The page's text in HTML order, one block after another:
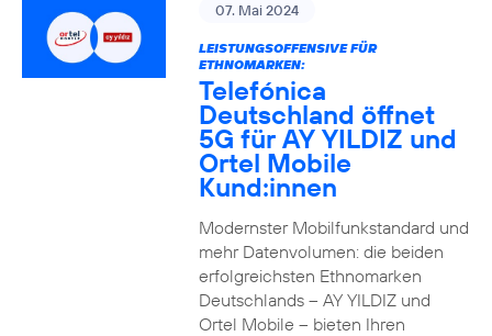
07. Mai 2024
LEISTUNGSOFFENSIVE FÜR
ETHNOMARKEN:
Telefónica
Deutschland öffnet
5G für AY YILDIZ und
Ortel Mobile
Kund:innen
Modernster Mobilfunkstandard und
mehr Datenvolumen: die beiden
erfolgreichsten Ethnomarken
Deutschlands – AY YILDIZ und
Ortel Mobile – bieten Ihren